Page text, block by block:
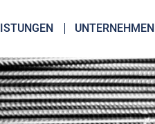
UNTERNEHMEN